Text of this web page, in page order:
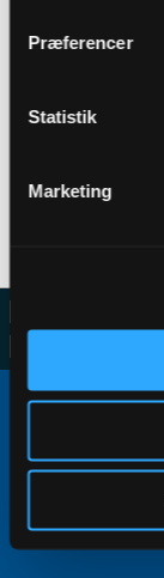
Præferencer
Statistik
Marketing